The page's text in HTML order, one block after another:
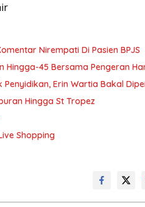
Nirempati Di Pasien BPJS
Hingga-45 Bersama Pengeran
Erin Wartia Bakal
Hingga St Tropez
Shopping